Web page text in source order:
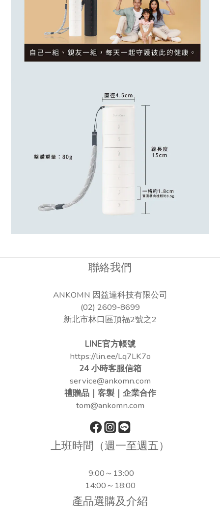
聯絡我們
ANKOMN 因益達科技有限公司
(02) 2609-8699
新北市林口區頂福2號之2
LINE官方帳號
https://lin.ee/Lq7LK7o
24 小時客服信箱
service@ankomn.com
禮贈品｜客製｜企業合作
tom@ankomn.com
上班時間（週一至週五）
9:00～13:00
14:00～18:00
產品選購及介紹